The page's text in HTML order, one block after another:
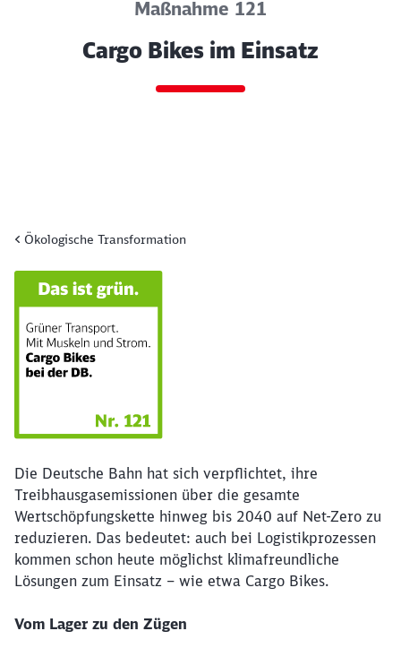
Maßnahme 121
Cargo Bikes im Einsatz
Ende des Sliders
Ökologische Transformation
Die Deutsche Bahn hat sich verpflichtet, ihre
Treibhausgasemissionen über die gesamte
Wertschöpfungskette hinweg bis 2040 auf Net-Zero zu
reduzieren. Das bedeutet: auch bei Logistikprozessen
kommen schon heute möglichst klimafreundliche
Lösungen zum Einsatz – wie etwa Cargo Bikes.
Vom Lager zu den Zügen